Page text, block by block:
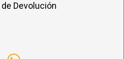
Devolución